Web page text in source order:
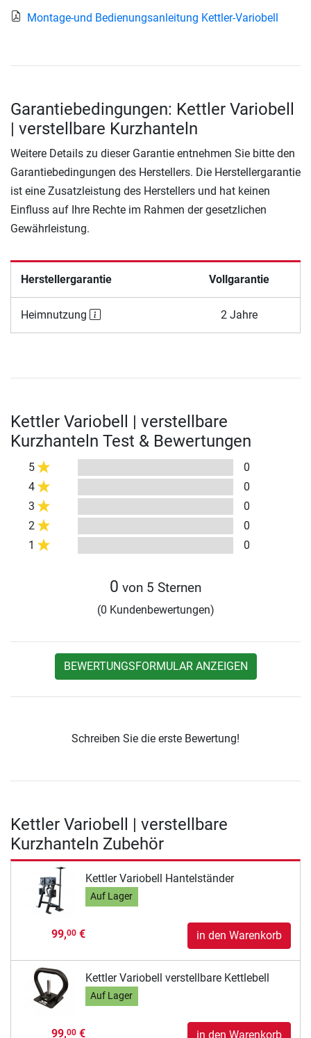
Montage-und Bedienungsanleitung Kettler-Variobell
Garantiebedingungen: Kettler Variobell
| verstellbare Kurzhanteln
Weitere Details zu dieser Garantie entnehmen Sie bitte den
Garantiebedingungen des Herstellers. Die Herstellergarantie
ist eine Zusatzleistung des Herstellers und hat keinen
Einfluss auf Ihre Rechte im Rahmen der gesetzlichen
Gewährleistung.
Herstellergarantie Vollgarantie
Heimnutzung 2 Jahre
Kettler Variobell | verstellbare
Kurzhanteln Test & Bewertungen
5
0
4
0
3
0
2
0
1
0
0 von 5 Sternen
(0 Kundenbewertungen)
BEWERTUNGSFORMULAR ANZEIGEN
Schreiben Sie die erste Bewertung!
Kettler Variobell | verstellbare
Kurzhanteln Zubehör
Kettler Variobell Hantelständer
Auf Lager
99,00€ in den Warenkorb
Kettler Variobell verstellbare Kettlebell
Auf Lager
99,00€ in den Warenkorb